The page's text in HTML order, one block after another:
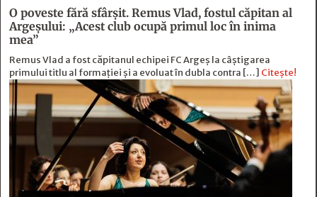
O poveste fără sfârşit. Remus Vlad, fostul căpitan al
Argeşului: „Acest club ocupă primul loc în inima
mea”
Remus Vlad a fost căpitanul echipei FC Argeș la câștigarea
primului titlu al formației și a evoluat în dubla contra […] Citește!